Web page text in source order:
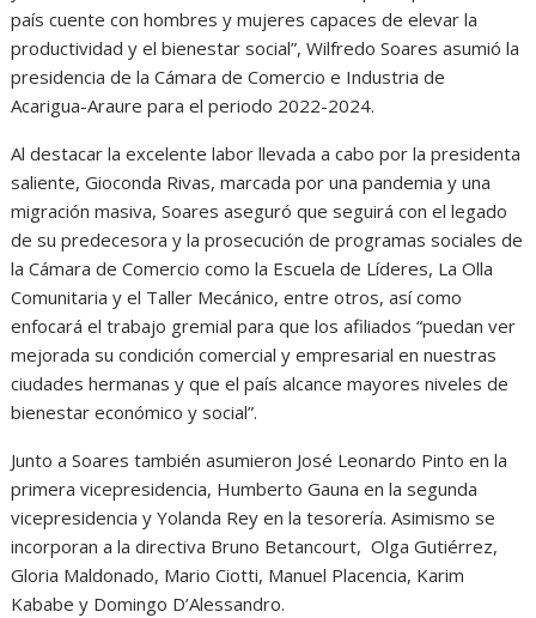
país cuente con hombres y mujeres capaces de elevar la
productividad y el bienestar social”, Wilfredo Soares asumió la
presidencia de la Cámara de Comercio e Industria de
Acarigua-Araure para el periodo 2022-2024.
Al destacar la excelente labor llevada a cabo por la presidenta
saliente, Gioconda Rivas, marcada por una pandemia y una
migración masiva, Soares aseguró que seguirá con el legado
de su predecesora y la prosecución de programas sociales de
la Cámara de Comercio como la Escuela de Líderes, La Olla
Comunitaria y el Taller Mecánico, entre otros, así como
enfocará el trabajo gremial para que los afiliados “puedan ver
mejorada su condición comercial y empresarial en nuestras
ciudades hermanas y que el país alcance mayores niveles de
bienestar económico y social”.
Junto a Soares también asumieron José Leonardo Pinto en la
primera vicepresidencia, Humberto Gauna en la segunda
vicepresidencia y Yolanda Rey en la tesorería. Asimismo se
incorporan a la directiva Bruno Betancourt, Olga Gutiérrez,
Gloria Maldonado, Mario Ciotti, Manuel Placencia, Karim
Kababe y Domingo D’Alessandro.